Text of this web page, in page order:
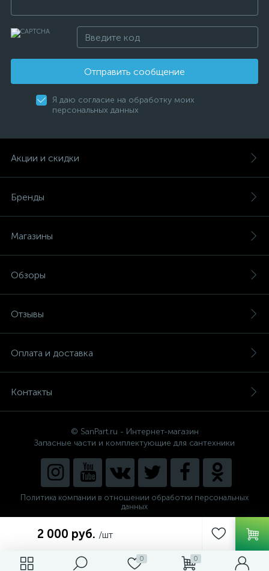
0 0
2 000 руб. /шт
Отправить сообщение
Я даю согласие на обработку моих
персональных данных
Акции и скидки
Бренды
Магазины
Обзоры
Отзывы
Оплата и доставка
Контакты
© SanPart.ru - Интернет-магазин
Запасные части и комплектующие для сантехники
Политика компании в отношении обработки персональных
данных